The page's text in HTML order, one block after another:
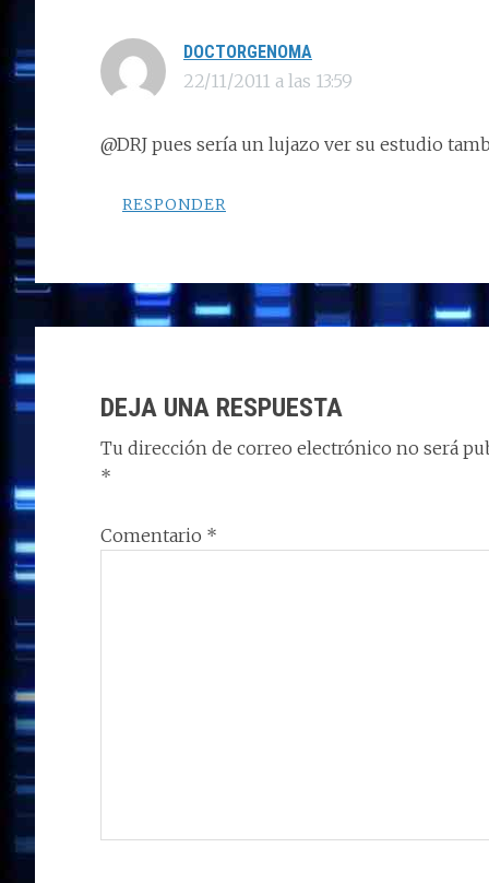
DOCTORGENOMA
22/11/2011 a las 13:59
@DRJ pues sería un lujazo ver su estudio
RESPONDER
DEJA UNA RESPUESTA
Tu dirección de correo electrónico no será
*
Comentario *